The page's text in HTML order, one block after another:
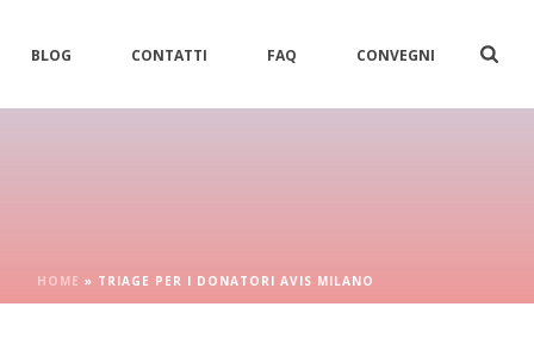
BLOG CONTATTI FAQ CONVEGNI
HOME » TRIAGE PER I DONATORI AVIS MILANO